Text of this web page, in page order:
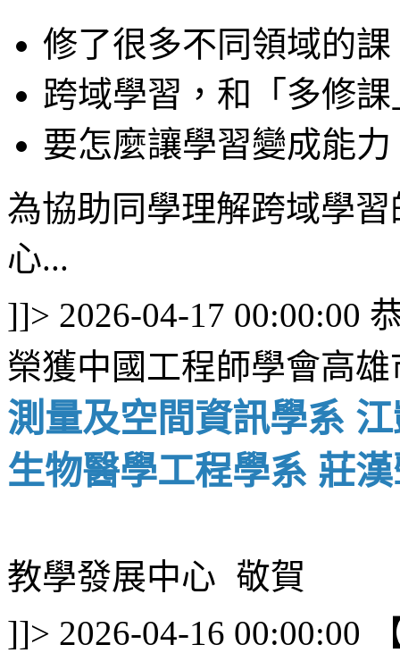
修了很多不同領域的
跨域學習，和「多修
要怎麼讓學習變成能
為協助同學理解跨域學
心...
]]> 2026-04-17 00:00:00
榮獲中國工程師學會高
測量及空間資訊學系
生物醫學工程學系 莊
教學發展中心 敬賀
]]> 2026-04-16 00:00:00